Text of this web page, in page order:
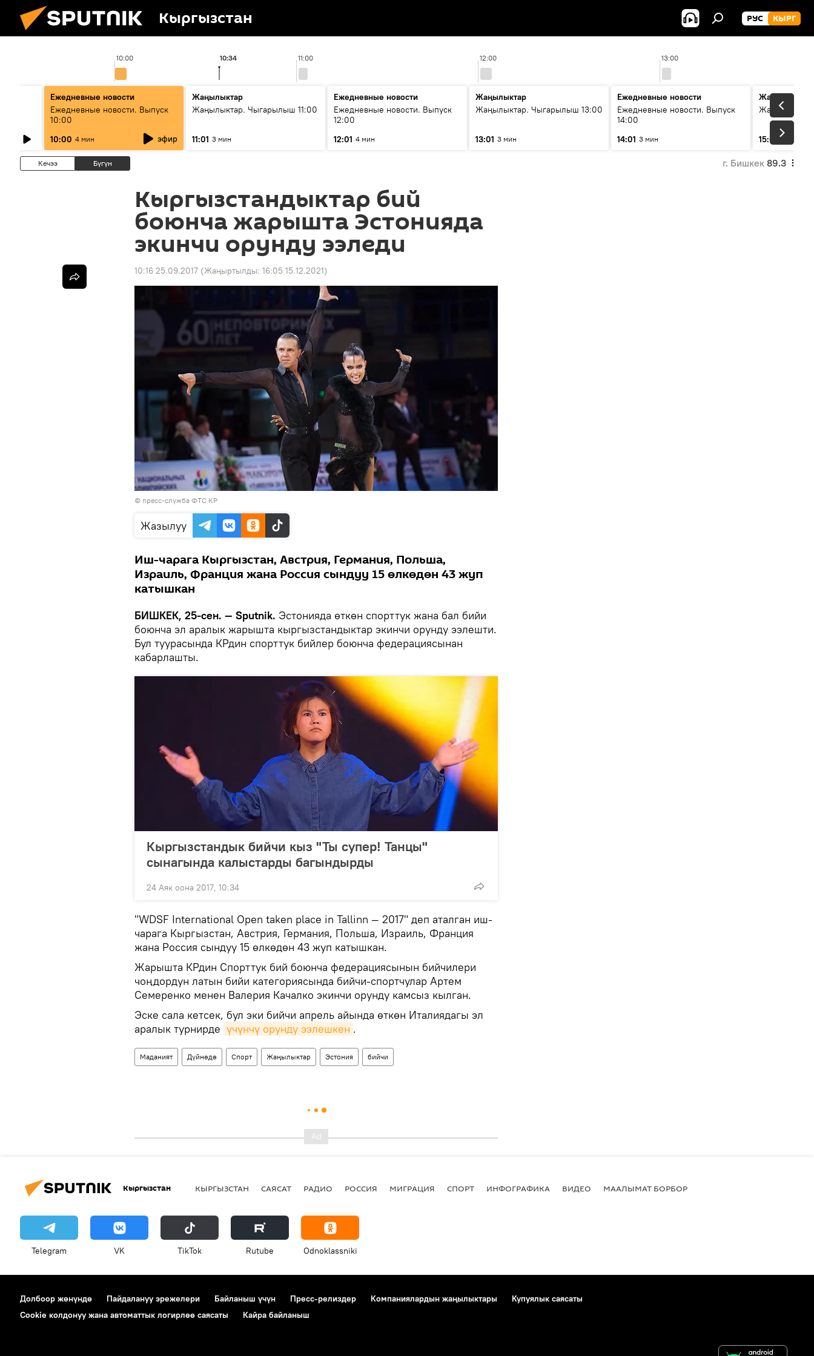
Кыргызстан РУС КЫРГ
10:00 11:00 12:00 13:00
10:34
Ежедневные новости
Ежедневные новости. Выпуск
10:00
10:00 4 мин эфир
Жаңылыктар
Жаңылыктар. Чыгарылыш 11:00
11:01 3 мин
Ежедневные новости
Ежедневные новости. Выпуск
12:00
12:01 4 мин
Жаңылыктар
Жаңылыктар. Чыгарылыш 13:00
13:01 3 мин
Ежедневные новости
Ежедневные новости. Выпуск
14:00
14:01 3 мин
Жаңылыктар
15:01 3 мин
Кечээ Бүгүн г. Бишкек 89.3
Кыргызстандыктар бий
боюнча жарышта Эстонияда
экинчи орунду ээледи
10:16 25.09.2017 (Жаңыртылды: 16:05 15.12.2021)
© пресс-служба ФТС КР
Жазылуу
Иш-чарага Кыргызстан, Австрия, Германия, Польша,
Израиль, Франция жана Россия сындуу 15 өлкөдөн 43 жуп
катышкан
БИШКЕК, 25-сен. — Sputnik. Эстонияда өткөн спорттук жана бал бийи
боюнча эл аралык жарышта кыргызстандыктар экинчи орунду ээлешти.
Бул туурасында КРдин спорттук бийлер боюнча федерациясынан
кабарлашты.
Кыргызстандык бийчи кыз "Ты супер! Танцы"
сынагында калыстарды багындырды
24 Аяк оона 2017, 10:34
"WDSF International Open taken place in Tallinn — 2017" деп аталган иш-
чарага Кыргызстан, Австрия, Германия, Польша, Израиль, Франция
жана Россия сындуу 15 өлкөдөн 43 жуп катышкан.
Жарышта КРдин Спорттук бий боюнча федерациясынын бийчилери
чоңдордун латын бийи категориясында бийчи-спортчулар Артем
Семеренко менен Валерия Качалко экинчи орунду камсыз кылган.
Эске сала кетсек, бул эки бийчи апрель айында өткөн Италиядагы эл
аралык турнирде үчүнчү орунду ээлешкен .
Маданият Дүйнөдө Спорт Жаңылыктар Эстония бийчи
Кыргызстан КЫРГЫЗСТАН САЯСАТ РАДИО РОССИЯ МИГРАЦИЯ СПОРТ ИНФОГРАФИКА ВИДЕО МААЛЫМАТ БОРБОР
Telegram VK ТikТоk Rutube Odnoklassniki
Долбоор жөнүндө Пайдалануу эрежелери Байланыш үчүн Пресс-релиздер Компаниялардын жаңылыктары
Купуялык саясаты
Cookie колдонуу жана автоматтык логирлөө саясаты
Кайра байланыш